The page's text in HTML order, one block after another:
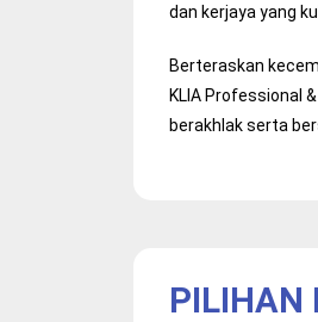
dan kerjaya yang
Berteraskan
KLIA Professional
berakhlak serta
PILIHAN